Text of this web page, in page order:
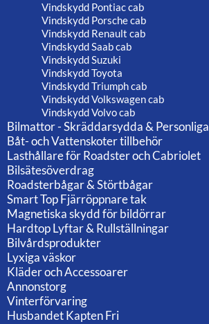
Vindskydd Pontiac cab
Vindskydd Porsche cab
Vindskydd Renault cab
Vindskydd Saab cab
Vindskydd Suzuki
Vindskydd Toyota
Vindskydd Triumph cab
Vindskydd Volkswagen cab
Vindskydd Volvo cab
Bilmattor - Skräddarsydda & Personliga
Båt- och Vattenskoter tillbehör
Lasthållare för Roadster och Cabriolet
Bilsätesöverdrag
Roadsterbågar & Störtbågar
Smart Top Fjärröppnare tak
Magnetiska skydd för bildörrar
Hardtop Lyftar & Rullställningar
Bilvårdsprodukter
Lyxiga väskor
Kläder och Accessoarer
Annonstorg
Vinterförvaring
Husbandet Kapten Fri